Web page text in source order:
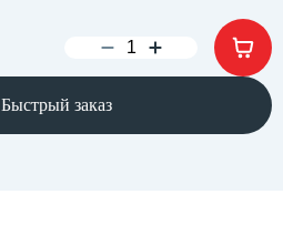
Быстрый заказ